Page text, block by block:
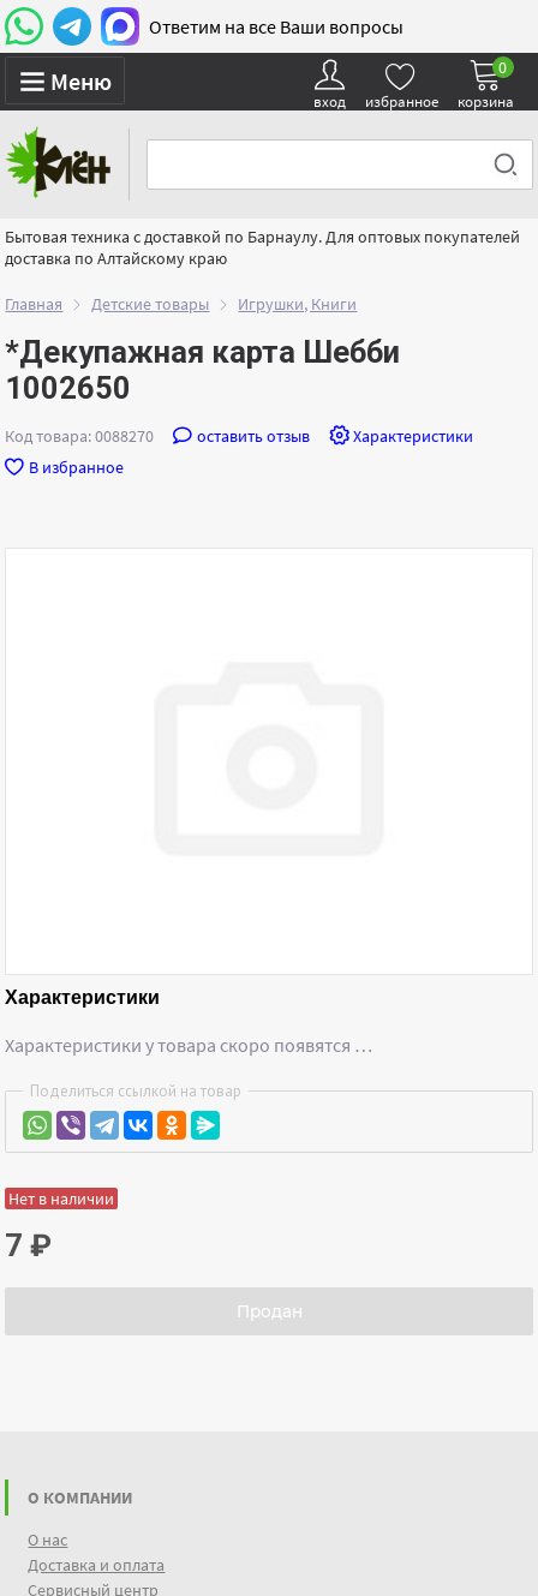
Ответим на все Ваши вопросы
Меню
вход избранное корзина
0
Бытовая техника с доставкой по Барнаулу. Для оптовых покупателей
доставка по Алтайскому краю
Главная Детские товары Игрушки, Книги
*Декупажная карта Шебби
1002650
Код товара: 0088270 оставить отзыв
Характеристики
В избранное
Характеристики
Характеристики у товара скоро появятся …
Поделиться ссылкой на товар
Нет в наличии
7₽
Продан
О КОМПАНИИ
О нас
Доставка и оплата
Сервисный центр